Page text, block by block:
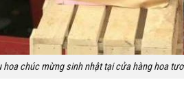
hoa chúc mừng sinh nhật tại cửa hàng hoa